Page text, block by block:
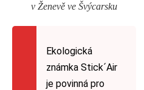
v Ženevě ve Švýcarsku
Ekologická
známka Stick´Air
je povinná pro